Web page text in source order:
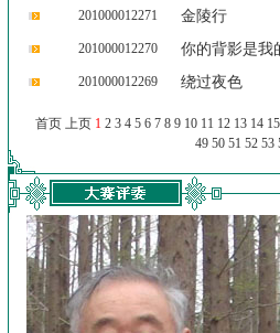
201000012271 金陵行
201000012270 你的背影是我
201000012269 绕过夜色
首页 上页 1 2 3 4 5 6 7 8 9 10 11 12 13 14 15
49 50 51 52 53